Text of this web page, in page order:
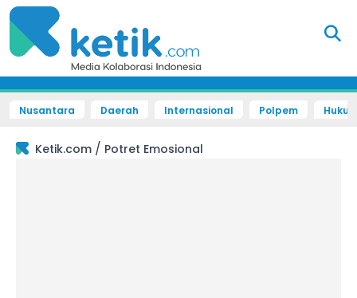
Nusantara Daerah Internasional Polpem
Ketik.com / Potret Emosional